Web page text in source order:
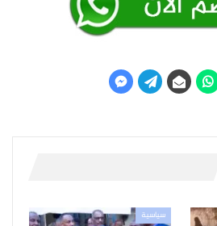
سياسية